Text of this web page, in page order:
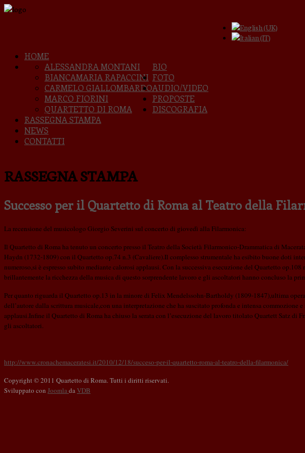
HOME
BIO
ALESSANDRA MONTANI
BIANCAMARIA RAPACCINI
CARMELO GIALLOMBARDO
MARCO FIORINI
QUARTETTO DI ROMA
FOTO
AUDIO/VIDEO
PROPOSTE
DISCOGRAFIA
RASSEGNA STAMPA
NEWS
CONTATTI
RASSEGNA STAMPA
Successo per il Quartetto di Roma al Teatro della
La recensione del musicologo Giorgio Severini sul concerto di giovedì alla Filarmonica:
Il Quartetto di Roma ha tenuto un concerto presso il Teatro della Società Filarmonico-Drammatica di
Haydn (1732-1809) con il Quartetto op.74 n.3 (Cavaliere).Il complesso strumentale ha esibito buone doti
numeroso,si è espresso subito mediante calorosi applausi. Con la successiva esecuzione del Quartetto
brillantemente la ricchezza della musica di questo sorprendente lavoro e gli ascoltatori hanno concluso la
Per quanto riguarda il Quartetto op.13 in la minore di Felix Mendelssohn-Bartholdy (1809-1847),ultima
dell’autore dalla scrittura musicale,con una interpretazione che ha suscitato profonda e intensa
applausi.Infine il Quartetto di Roma ha chiuso la serata con l’esecuzione del lavoro titolato Quartett Satz di
gli ascoltatori.
http://www.cronachemaceratesi.it/2010/12/18/succeso-per-il-quartetto-roma-al-teatro-della-filarmonica/
Copyright © 2011 Quartetto di Roma. Tutti i diritti riservati.
Sviluppato con JoomladaVDB